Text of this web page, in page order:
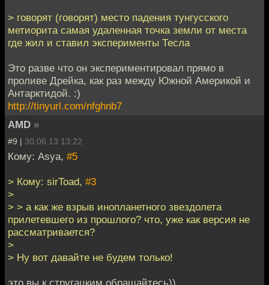
> говорят (говорят) место падения тунгусского
метиорита самая удаленная точка земли от места
где жил и ставил эксперименты Тесла
Это разве что он экспериментировал прямо в
проливе Дрейка, как раз между Южной Америкой и
Антарктидой. :)
http://tinyurl.com/nfghnb7
AMD »
#9 | 30.06.13 13:22
Кому: Asya, #5
> Кому: sirToad, #3
>
> > а как же взрыв инопланетного звездолета
прилетевшего из прошлого? что, уже как версия не
рассматривается?
>
> Ну вот давайте не будем только!
это вы к стругацким обращайтесь))